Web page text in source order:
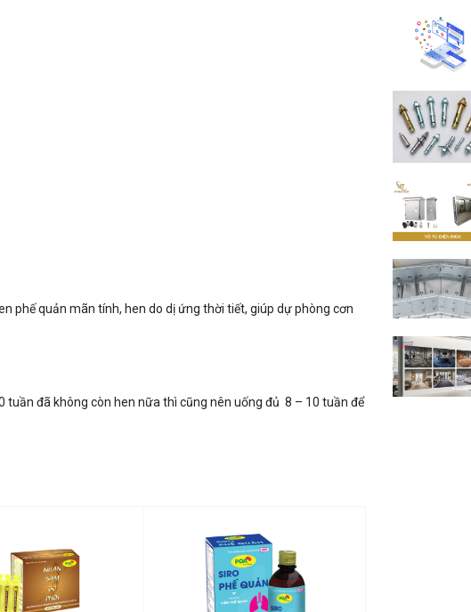
phế quản mãn tính, hen do dị ứng thời tiết, giúp dự phòng cơn
đã không còn hen nữa thì cũng nên uống đủ 8 – 10 tuần để